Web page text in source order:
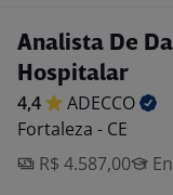
Analista De
Hospitalar
4,4
ADECCO
Fortaleza - CE
R$ 4.587,00